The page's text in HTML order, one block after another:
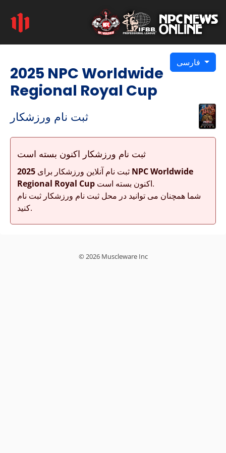
2025 NPC Worldwide
Regional Royal Cup
ثبت نام ورزشکار
ثبت نام ورزشکار اکنون بسته است
ثبت نام آنلاین ورزشکار برای2025 NPC Worldwide
Regional Royal Cup
اکنون بسته است.
شما همچنان می توانید در محل ثبت نام ورزشکار ثبت نام
کنید.
© 2026 Muscleware Inc